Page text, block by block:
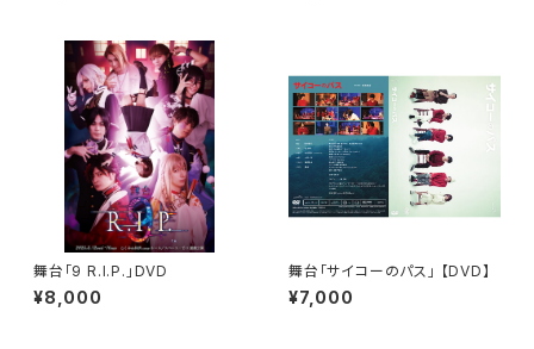
舞台「9 R.I.P.」DVD
¥8,000
舞台「サイコーのパス」 【DVD】
¥7,000